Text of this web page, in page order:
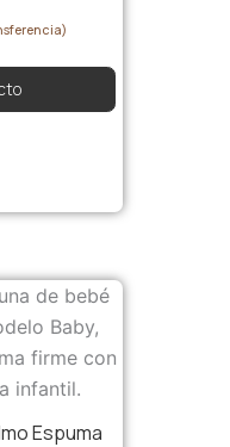
Espuma